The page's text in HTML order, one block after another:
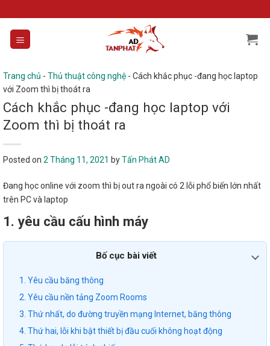
to
content
Trang chủ - Thủ thuật công nghệ - Cách khắc phục -đang học laptop
với Zoom thì bị thoát ra
Cách khắc phục -đang học laptop với
Zoom thì bị thoát ra
Posted on 2 Tháng 11, 2021 byTấn Phát AD
Đang học online với zoom thì bị out ra ngoài có 2 lỗi phổ biến lớn nhất
trên PC và laptop
1. yêu cầu cấu hình máy
Bố cục bài viết
1. Yêu cầu băng thông
2. Yêu cầu nền tảng Zoom Rooms
3. Thứ nhất, do đường truyền mạng Internet, băng thông
4. Thứ hai, lỗi khi bật thiết bị đầu cuối không hoạt động